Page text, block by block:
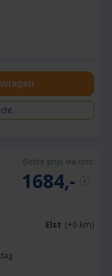
Beste prijs via ons:
1684,-
Elst (+0 km)